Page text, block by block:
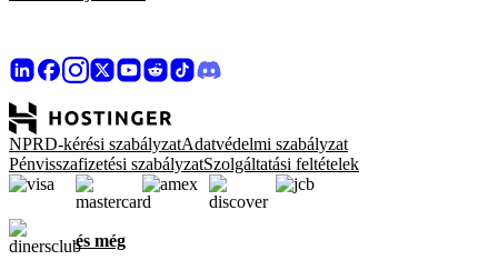
NPRD-kérési szabályzatAdatvédelmi szabályzat
Pénvisszafizetési szabályzatSzolgáltatási feltételek
és még